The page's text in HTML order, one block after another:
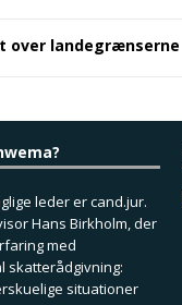
over landegrænserne
leder er cand.jur.
Hans Birkholm, der
med
skatterådgivning:
situationer